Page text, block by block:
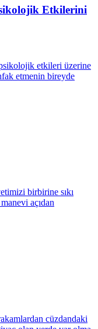
Etkilerini
etkileri üzerine
etmenin bireyde
birbirine sıkı
açıdan
cüzdandaki